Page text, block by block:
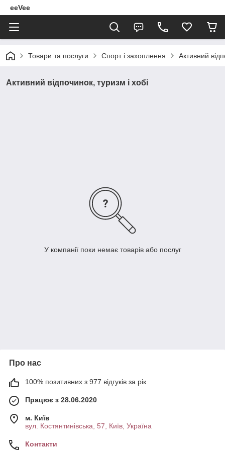
eeVee
Товари та послуги Спорт і захоплення Активний
Активний відпочинок, туризм і хобі
У компанії поки немає товарів або послуг
Про нас
100% позитивних з 977 відгуків за рік
Працює з 28.06.2020
м. Київ
вул. Костянтинівська, 57, Київ, Україна
Контакти